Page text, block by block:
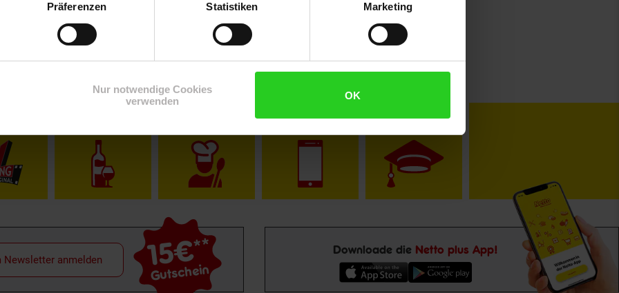
Präferenzen Statistiken Marketing
Nur notwendige Cookies
verwenden
OK
NettoKOM Karriere
15€**
Gutschein
Newsletter anmelden
Downloade die Netto plus App!